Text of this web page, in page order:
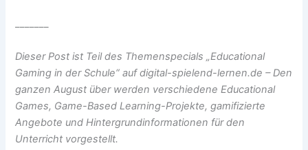
Dieser Post ist Teil des Themenspecials „Educational
Gaming in der Schule“ auf digital-spielend-lernen.de – Den
ganzen August über werden verschiedene Educational
Games, Game-Based Learning-Projekte, gamifizierte
Angebote und Hintergrundinformationen für den
Unterricht vorgestellt.